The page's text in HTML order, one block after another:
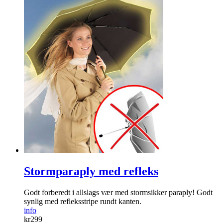
Stormparaply med refleks
Godt forberedt i allslags vær med stormsikker paraply! Godt
synlig med refleksstripe rundt kanten.
info
kr299